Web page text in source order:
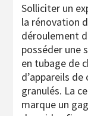
Solliciter un
la rénovation
déroulement
posséder une
en tubage de
d’appareils
granulés. La
marque un